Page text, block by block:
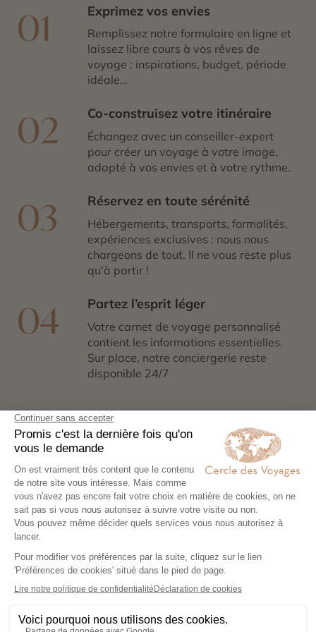
01 Exprimez vos envies
Remplissez notre formulaire en ligne et
laissez libre cours à vos rêves de
voyage : inspirations, budget, période
idéale…
02 Co-construisez votre itinéraire
Échangez avec un conseiller-expert
pour créer un voyage à votre image,
adapté à vos envies et à votre rythme.
03 Réservez en toute sérénité
Hébergements, transports, formalités,
expériences exclusives : nous nous
chargeons de tout. Il ne vous reste plus
qu’à partir !
04 Partez l’esprit léger
Votre carnet de voyage personnalisé
contient les informations essentielles.
Sur place, notre conciergerie reste
disponible 24/7
Demander un devis
Ces destinations pourraient
aussi vous plaire